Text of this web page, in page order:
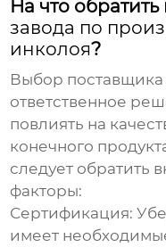
На что
завода по
инколоя?
Выбор поставщика
ответственное
повлиять на
конечного
следует обратить
факторы:
Сертификация:
имеет